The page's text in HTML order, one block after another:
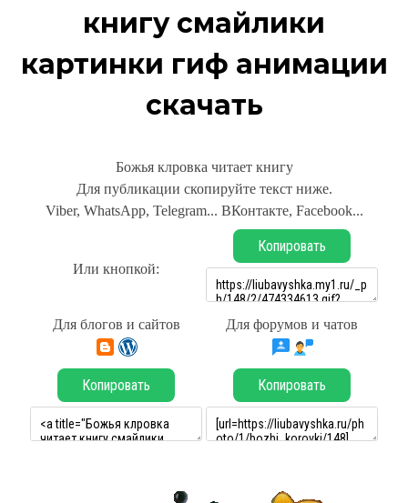
книгу смайлики
картинки гиф анимации
скачать
Божья клровка читает книгу
Для публикации скопируйте текст ниже.
Viber, WhatsApp, Telegram... ВКонтакте, Facebook...
Или кнопкой:
Копировать
Для блогов и сайтов Для форумов и чатов
Копировать Копировать